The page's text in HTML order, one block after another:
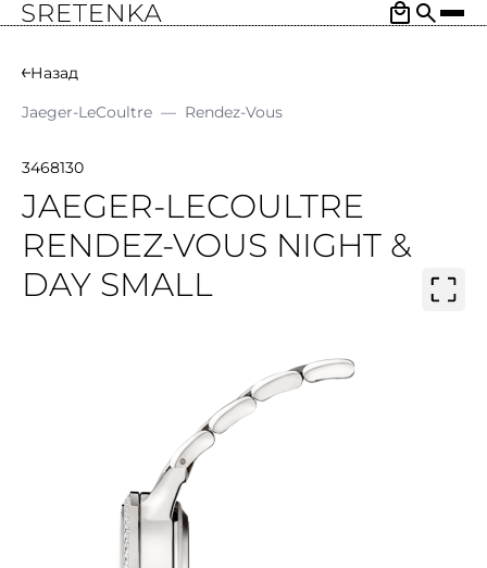
Назад
Jaeger-LeCoultre — Rendez-Vous
3468130
JAEGER-LECOULTRE
RENDEZ-VOUS NIGHT &
DAY SMALL